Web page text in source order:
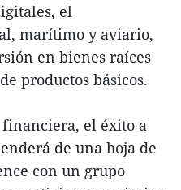
el
marítimo y aviario,
en bienes raíces
productos básicos.
el éxito a
de una hoja de
con un grupo